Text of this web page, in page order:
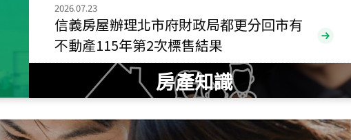
115 年07 月 成交
捷豹
台北市中山區長春路
總價
115年07月 成交
十泉十美
台北市北投區光明路
總價
1,020萬
2026.07.23
信義房屋辦理北市府財政局都更分回市有
不動產115年第2次標售結果
房產知識